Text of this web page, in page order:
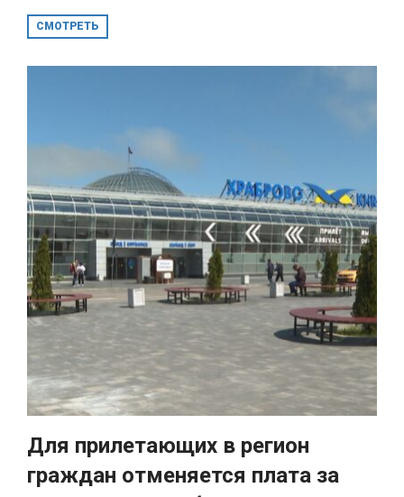
СМОТРЕТЬ
Для прилетающих в регион
граждан отменяется плата за